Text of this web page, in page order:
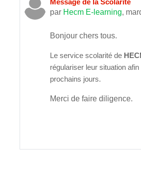
Message de la Scolarité
par Hecm E-learning,
Bonjour chers tous.
Le service scolarité de
régulariser leur situation
prochains jours.
Merci de faire diligence.